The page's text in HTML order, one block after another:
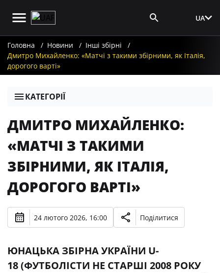
UA
Головна Новини
Інші збірні
Дмитро Михайленко: «Матчі з такими збірними, як Італія,
дорогого варті»
КАТЕГОРІЇ
ДМИТРО МИХАЙЛЕНКО:
«МАТЧІ З ТАКИМИ
ЗБІРНИМИ, ЯК ІТАЛІЯ,
ДОРОГОГО ВАРТІ»
24 лютого 2026, 16:00 Поділитися
ЮНАЦЬКА ЗБІРНА УКРАЇНИ U-
18 (ФУТБОЛІСТИ НЕ СТАРШІ 2008 РОКУ